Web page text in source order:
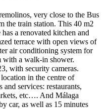
very close to the Bus
the train station. This 40 m2
a renovated kitchen and
terrace with open views of
air conditioning system for
with a walk-in shower.
with security cameras.
in the centre of
‌services: ‌restaurants,
‌etc…. And ‌Málaga
car, ‌as ‌well as 15 ‌minutes